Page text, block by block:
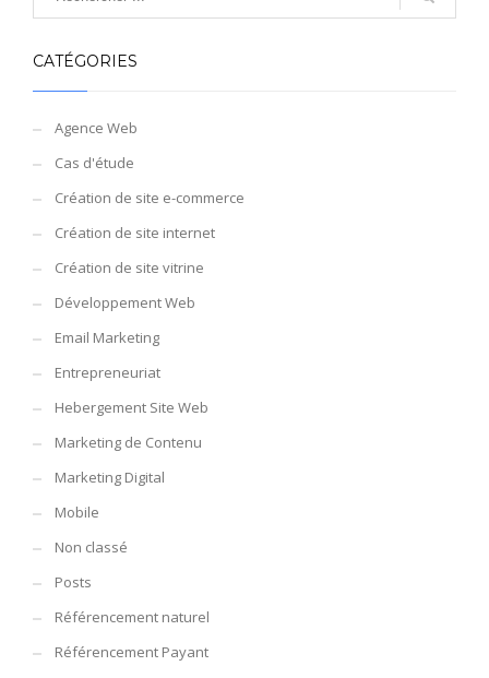
CATÉGORIES
Agence Web
Cas d'étude
Création de site e-commerce
Création de site internet
Création de site vitrine
Développement Web
Email Marketing
Entrepreneuriat
Hebergement Site Web
Marketing de Contenu
Marketing Digital
Mobile
Non classé
Posts
Référencement naturel
Référencement Payant